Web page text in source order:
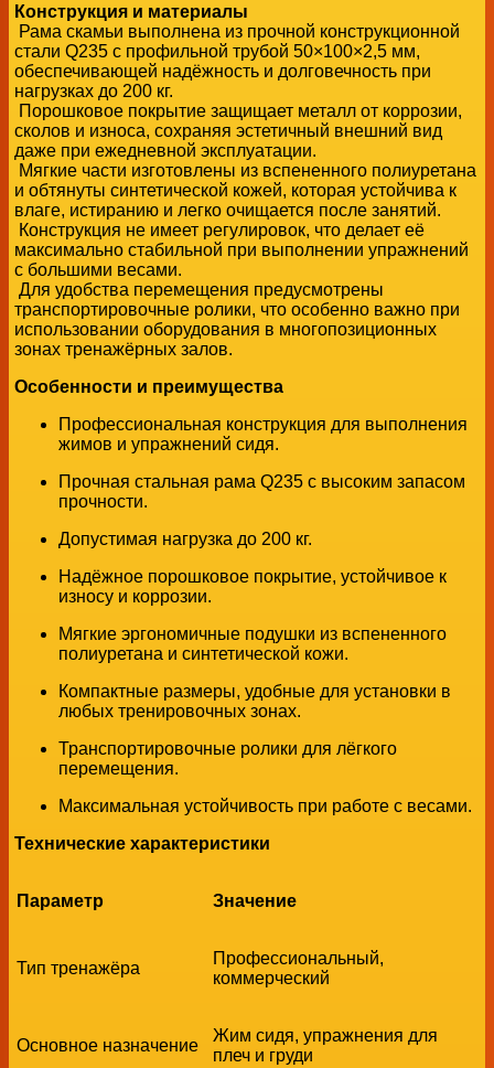
Конструкция и материалы
Рама скамьи выполнена из прочной конструкционной
стали Q235 с профильной трубой 50×100×2,5 мм,
обеспечивающей надёжность и долговечность при
нагрузках до 200 кг.
Порошковое покрытие защищает металл от коррозии,
сколов и износа, сохраняя эстетичный внешний вид
даже при ежедневной эксплуатации.
Мягкие части изготовлены из вспененного полиуретана
и обтянуты синтетической кожей, которая устойчива к
влаге, истиранию и легко очищается после занятий.
Конструкция не имеет регулировок, что делает её
максимально стабильной при выполнении упражнений
с большими весами.
Для удобства перемещения предусмотрены
транспортировочные ролики, что особенно важно при
использовании оборудования в многопозиционных
зонах тренажёрных залов.
Особенности и преимущества
Профессиональная конструкция для выполнения
жимов и упражнений сидя.
Прочная стальная рама Q235 с высоким запасом
прочности.
Допустимая нагрузка до 200 кг.
Надёжное порошковое покрытие, устойчивое к
износу и коррозии.
Мягкие эргономичные подушки из вспененного
полиуретана и синтетической кожи.
Компактные размеры, удобные для установки в
любых тренировочных зонах.
Транспортировочные ролики для лёгкого
перемещения.
Максимальная устойчивость при работе с весами.
Технические характеристики
Параметр Значение
Тип тренажёра
Профессиональный,
коммерческий
Основное назначение
Жим сидя, упражнения для
плеч и груди